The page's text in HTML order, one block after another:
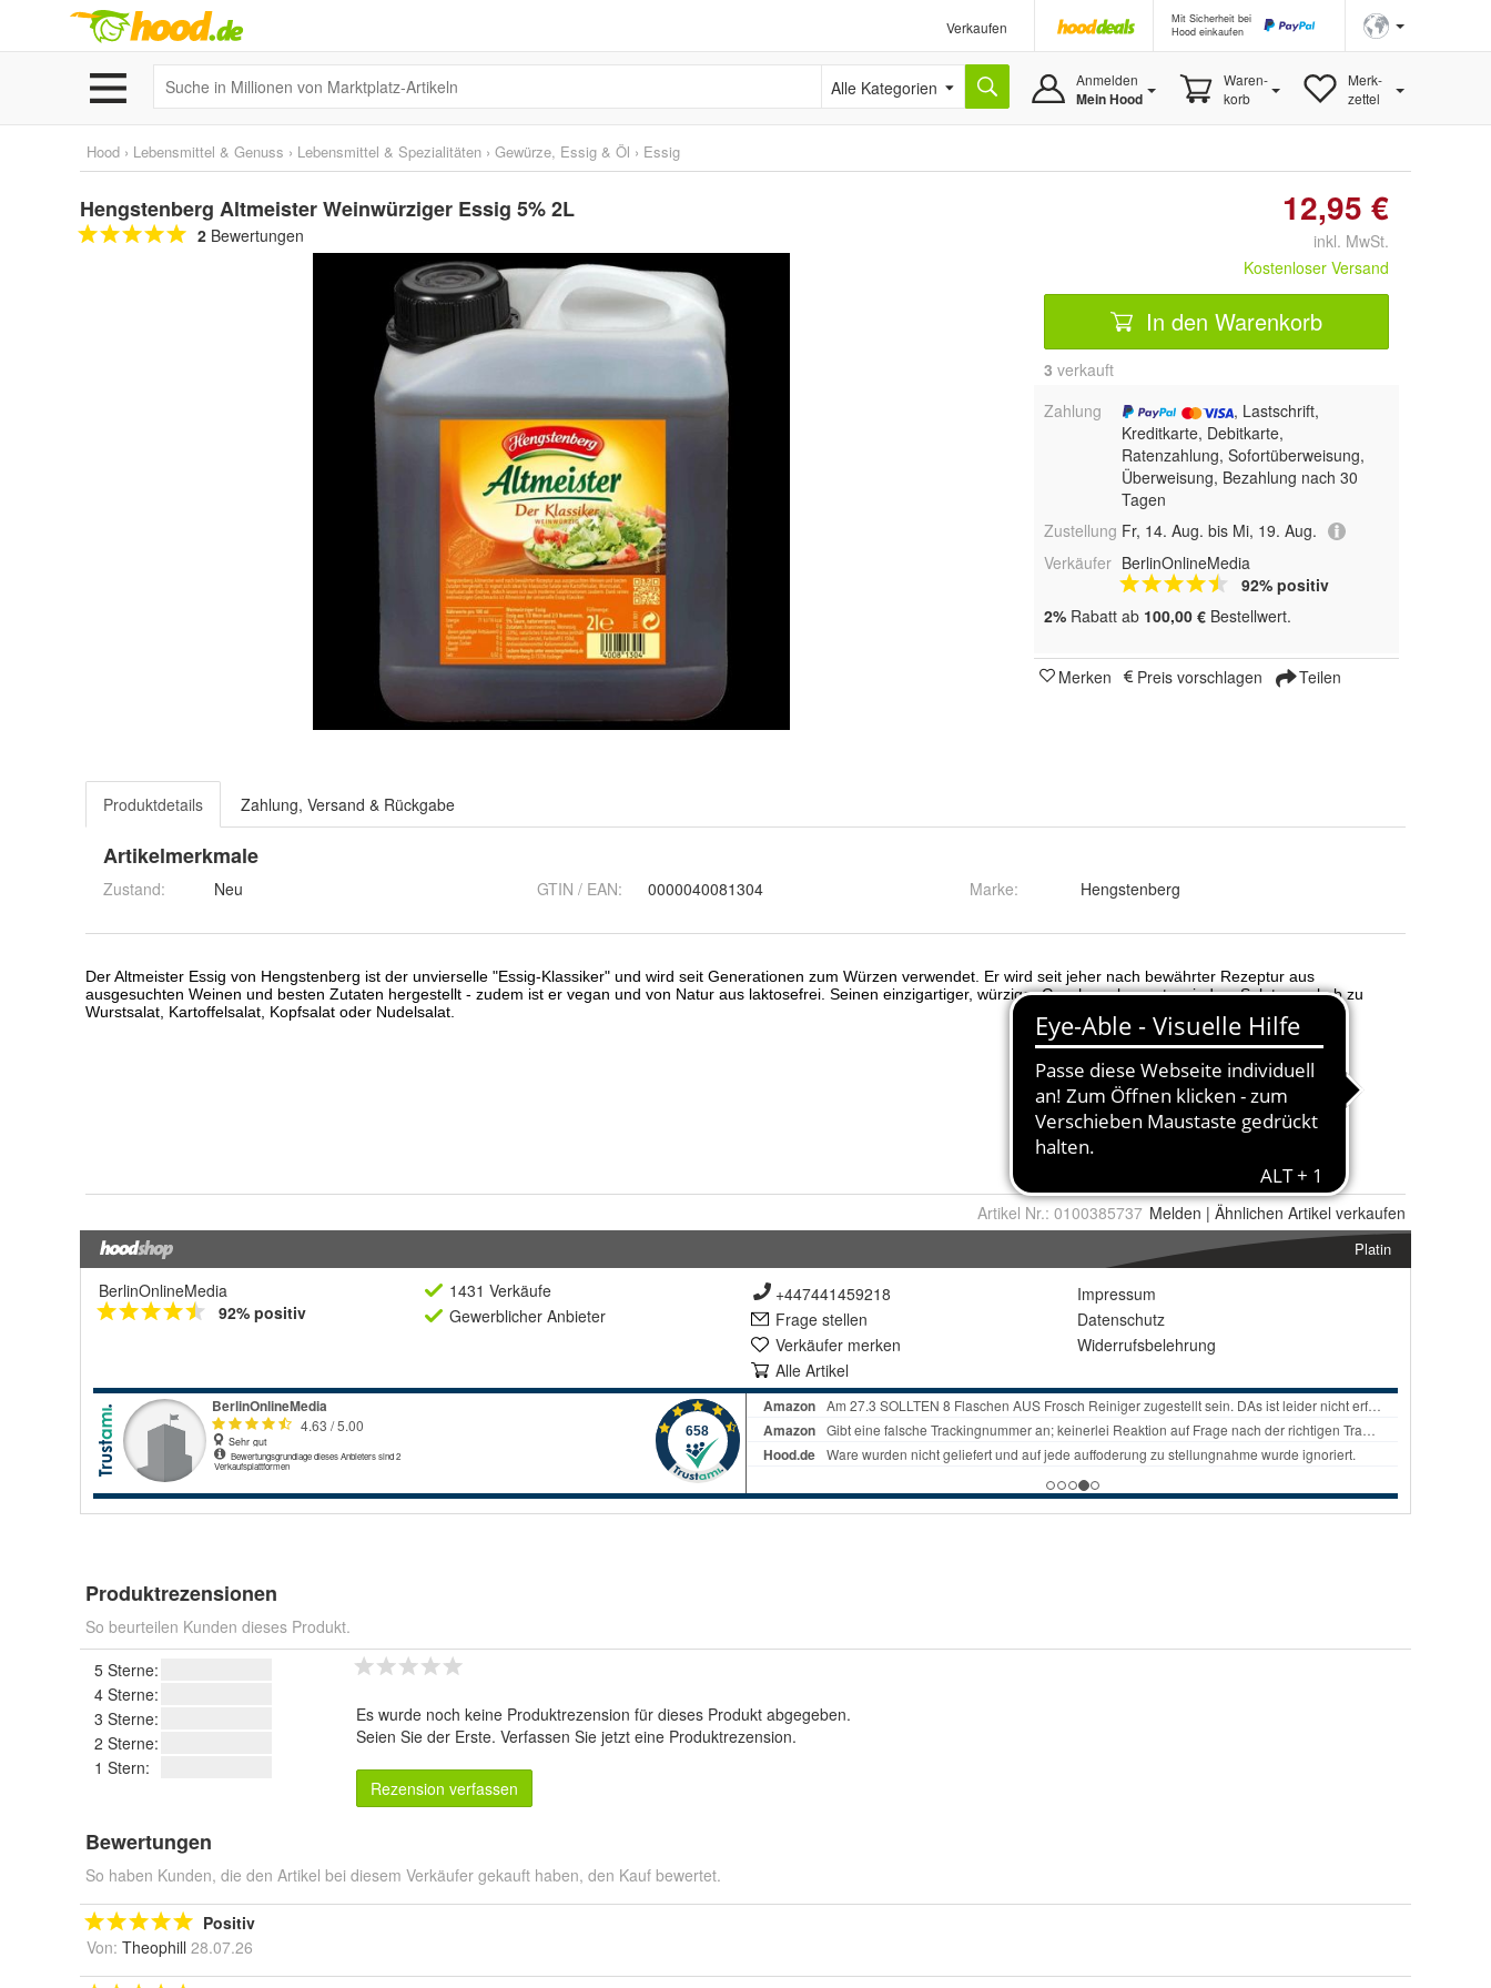
Verkaufen
Mit Sicherheit bei
Hood einkaufen
Alle Kategorien Anmelden
Mein Hood
Waren-
korb
Merk-
zettel
Hood › Lebensmittel & Genuss › Lebensmittel & Spezialitäten › Gewürze, Essig & Öl › Essig
Hengstenberg Altmeister Weinwürziger Essig 5% 2L
2 Bewertungen
12,95 €
inkl. MwSt.
Kostenloser Versand
In den Warenkorb
3 verkauft
Zahlung
, Lastschrift,
Kreditkarte, Debitkarte,
Ratenzahlung, Sofortüberweisung,
Überweisung, Bezahlung nach 30
Tagen
Zustellung Fr, 14. Aug. bis Mi, 19. Aug.
Verkäufer BerlinOnlineMedia
92% positiv
2% Rabatt ab 100,00 € Bestellwert.
Merken Preis vorschlagen Teilen
Produktdetails Zahlung, Versand & Rückgabe
Artikelmerkmale
Zustand: Neu GTIN / EAN: 0000040081304 Marke: Hengstenberg
Artikel Nr.: 0100385737 Melden | Ähnlichen Artikel verkaufen
Platin
BerlinOnlineMedia
92% positiv
1431 Verkäufe
Gewerblicher Anbieter
+447441459218
Frage stellen
Verkäufer merken
Alle Artikel
Impressum
Datenschutz
Widerrufsbelehrung
Produktrezensionen
So beurteilen Kunden dieses Produkt.
5 Sterne:
4 Sterne:
3 Sterne:
2 Sterne:
1 Stern:
Es wurde noch keine Produktrezension für dieses Produkt abgegeben.
Seien Sie der Erste. Verfassen Sie jetzt eine Produktrezension.
Rezension verfassen
Bewertungen
So haben Kunden, die den Artikel bei diesem Verkäufer gekauft haben, den Kauf bewertet.
Positiv
Von: Theophill 28.07.26